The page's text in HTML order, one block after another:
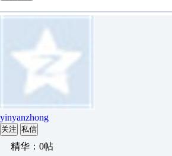
yinyanzhong
关注 私信
精华：0帖